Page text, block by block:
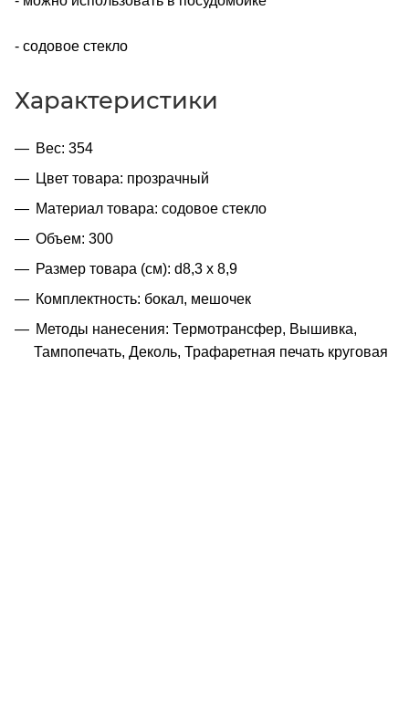
- содовое стекло
Характеристики
Вес: 354
Цвет товара: прозрачный
Материал товара: содовое стекло
Объем: 300
Размер товара (см): d8,3 х 8,9
Комплектность: бокал, мешочек
Методы нанесения: Термотрансфер, Вышивка,
Тампопечать, Деколь, Трафаретная печать круговая